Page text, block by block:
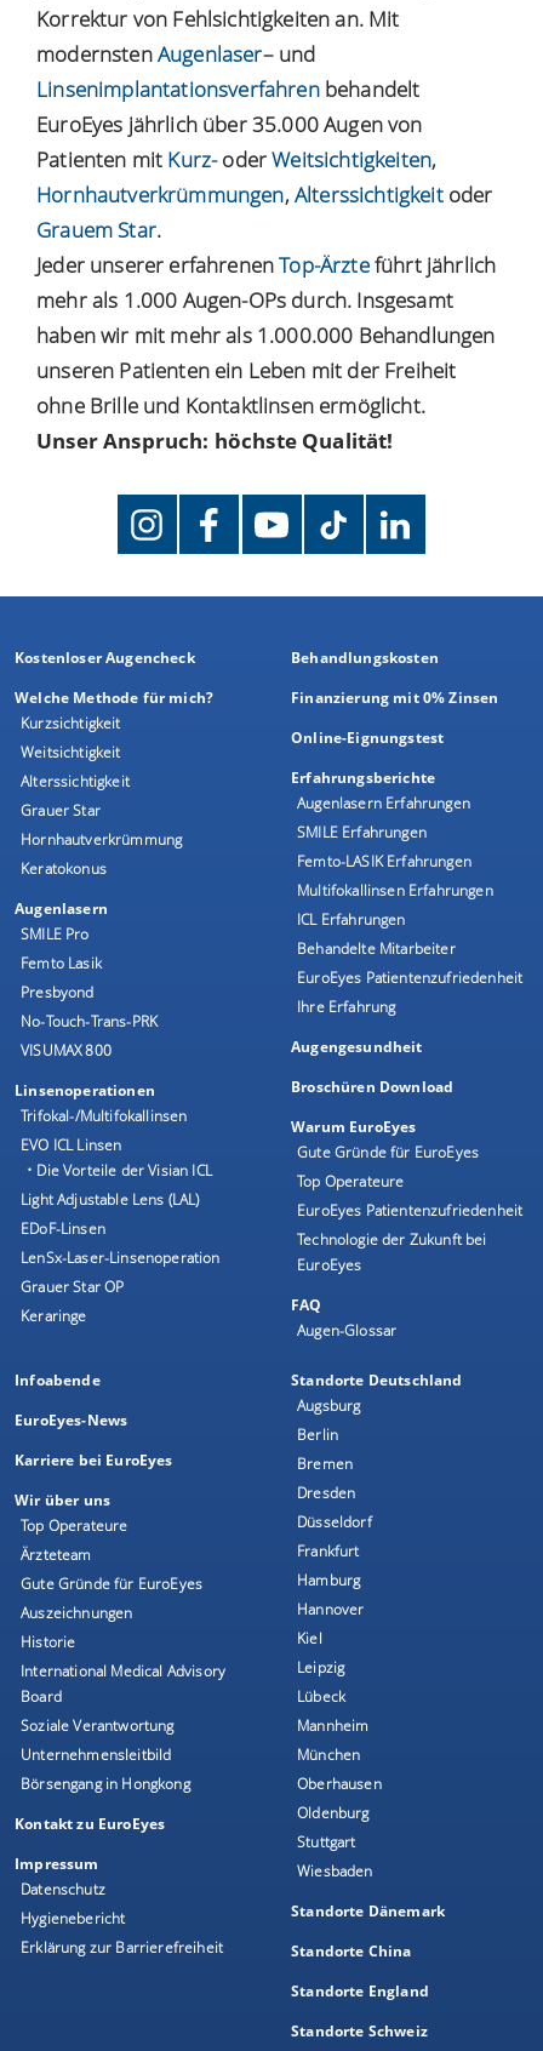
Korrektur von Fehlsichtigkeiten an. Mit
modernstenAugenlaser– und
Linsenimplantationsverfahrenbehandelt
EuroEyes jährlich über 35.000 Augen von
Patienten mit Kurz-oderWeitsichtigkeiten,
Hornhautverkrümmungen,Alterssichtigkeitoder
Grauem Star.
Jeder unserer erfahrenenTop-Ärzteführt jährlich
mehr als 1.000 Augen-OPs durch. Insgesamt
haben wir mit mehr als 1.000.000 Behandlungen
unseren Patienten ein Leben mit der Freiheit
ohne Brille und Kontaktlinsen ermöglicht.
Unser Anspruch: höchste Qualität!
Kostenloser Augencheck
Welche Methode für mich?
Kurzsichtigkeit
Weitsichtigkeit
Alterssichtigkeit
Grauer Star
Hornhautverkrümmung
Keratokonus
Augenlasern
SMILE Pro
Femto Lasik
Presbyond
No-Touch-Trans-PRK
VISUMAX 800
Linsenoperationen
Trifokal-/Multifokallinsen
EVO ICL Linsen
• Die Vorteile der Visian ICL
Light Adjustable Lens (LAL)
EDoF-Linsen
LenSx-Laser-Linsenoperation
Grauer Star OP
Keraringe
Behandlungskosten
Finanzierung mit 0% Zinsen
Online-Eignungstest
Erfahrungsberichte
Augenlasern Erfahrungen
SMILE Erfahrungen
Femto-LASIK Erfahrungen
Multifokallinsen Erfahrungen
ICL Erfahrungen
Behandelte Mitarbeiter
EuroEyes Patientenzufriedenheit
Ihre Erfahrung
Augengesundheit
Broschüren Download
Warum EuroEyes
Gute Gründe für EuroEyes
Top Operateure
EuroEyes Patientenzufriedenheit
Technologie der Zukunft bei
EuroEyes
FAQ
Augen-Glossar
Infoabende
EuroEyes-News
Karriere bei EuroEyes
Wir über uns
Top Operateure
Ärzteteam
Gute Gründe für EuroEyes
Auszeichnungen
Historie
International Medical Advisory
Board
Soziale Verantwortung
Unternehmensleitbild
Börsengang in Hongkong
Kontakt zu EuroEyes
Impressum
Datenschutz
Hygienebericht
Erklärung zur Barrierefreiheit
Standorte Deutschland
Augsburg
Berlin
Bremen
Dresden
Düsseldorf
Frankfurt
Hamburg
Hannover
Kiel
Leipzig
Lübeck
Mannheim
München
Oberhausen
Oldenburg
Stuttgart
Wiesbaden
Standorte Dänemark
Standorte China
Standorte England
Standorte Schweiz